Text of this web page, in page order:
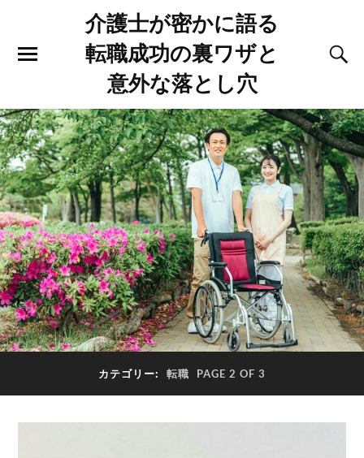
介護士が密かに語る
転職成功の裏ワザと
意外な落とし穴
カテゴリー: 転職 PAGE 2 OF 3